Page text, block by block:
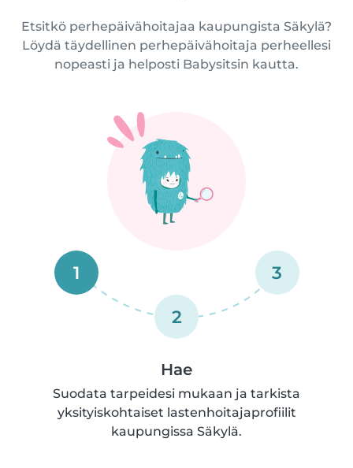
Etsitkö perhepäivähoitajaa kaupungista Säkylä?
Löydä täydellinen perhepäivähoitaja perheellesi
nopeasti ja helposti Babysitsin kautta.
1
2
3
Hae
Suodata tarpeidesi mukaan ja tarkista
yksityiskohtaiset lastenhoitajaprofiilit
kaupungissa Säkylä.